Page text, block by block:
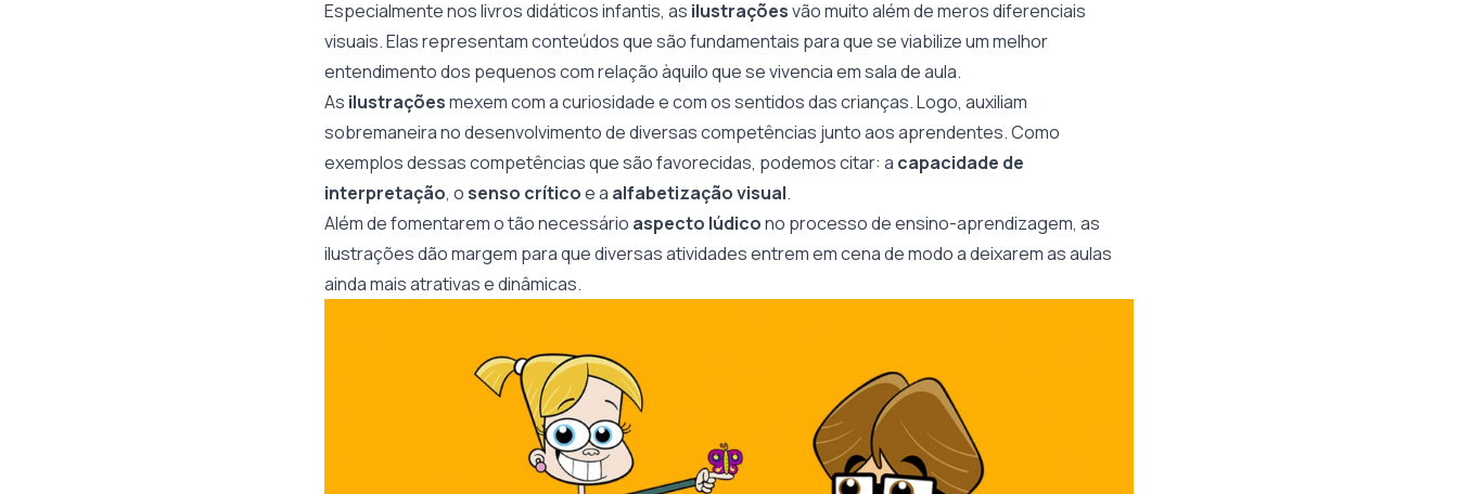
Especialmente nos livros didáticos infantis, as ilustraçõesvão muito além de meros diferenciais
visuais. Elas representam conteúdos que são fundamentais para que se viabilize um melhor
entendimento dos pequenos com relação àquilo que se vivencia em sala de aula.
As ilustraçõesmexem com a curiosidade e com os sentidos das crianças. Logo, auxiliam
sobremaneira no desenvolvimento de diversas competências junto aos aprendentes. Como
exemplos dessas competências que são favorecidas, podemos citar: a capacidade de
interpretação, osenso críticoe a alfabetização visual.
Além de fomentarem o tão necessário aspecto lúdicono processo de ensino-aprendizagem, as
ilustrações dão margem para que diversas atividades entrem em cena de modo a deixarem as aulas
ainda mais atrativas e dinâmicas.